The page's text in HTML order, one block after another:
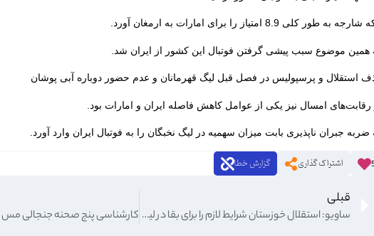
به طور کلی 8.9 امتیاز را برای امارات به ارمغان آورد.
همین موضوع سبب پیشی گرفتن فوتبال این کشور از ایران شد.
استقلال و پرسپولیس در فصل قبل لیگ قهرمانان و عدم حضور دوباره آبی پوشان
رقابت‌های امسال نیز یکی از عوامل کاهش فاصله ایران و امارات بود.
ضربه جبران ناپذیری بابت میزان سهمیه در لیگ نخبگان را به فوتبال ایران وارد آورد.
اشتراک گذاری گزارش خطا
قبلی
ساویو: استقلال خوزستان شرایط لازم را برای بقا در لیگ برتر دارد